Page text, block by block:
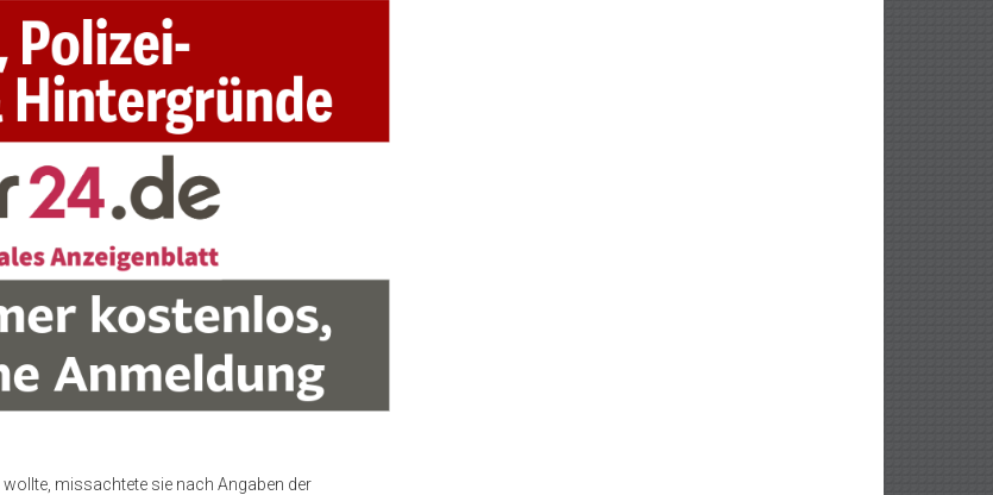
wollte, missachtete sie nach Angaben der